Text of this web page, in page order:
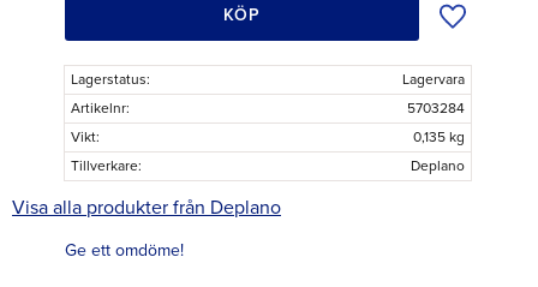
KÖP Lägg till i
Lagerstatus
Lagervara
Artikelnr
5703284
Vikt
0,135 kg
Tillverkare
Deplano
Visa alla produkter från Deplano
Ge ett omdöme!